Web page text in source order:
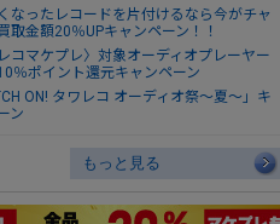
なったレコードを片付けるなら今がチャ
取金額20％UPキャンペーン！！
レコマケプレ〉対象オーディオプレーヤー
％ポイント還元キャンペーン
ON! タワレコ オーディオ祭～夏～」キ
ン
もっと見る